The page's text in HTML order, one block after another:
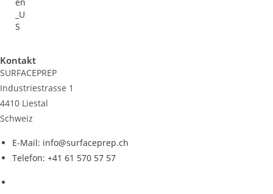
Kontakt
SURFACEPREP
Industriestrasse 1
4410 Liestal
Schweiz
E-Mail: info@surfaceprep.ch
Telefon: +41 61 570 57 57